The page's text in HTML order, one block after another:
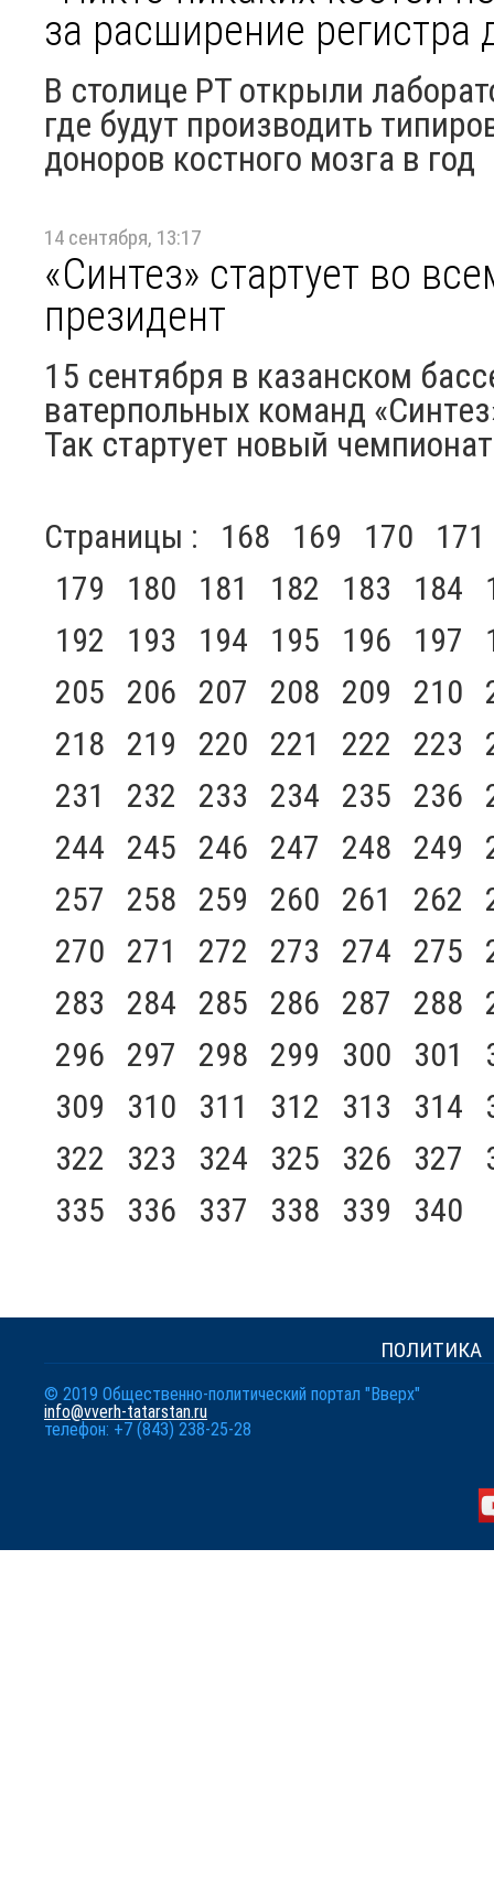
за расширение регистра
В столице РТ открыли
где будут производить
доноров костного мозга в год
14 сентября, 13:17
«Синтез» стартует во
президент
15 сентября в казанском
ватерпольных команд
Так стартует новый
Страницы : 168 169 170
171
179
180 181 182 183 184
192
193 194 195 196 197
205
206 207 208 209 210
218
219 220 221 222 223
231
232 233 234 235 236
244
245 246 247 248 249
257
258 259 260 261 262
270
271 272 273 274 275
283
284 285 286 287 288
296
297 298 299 300 301
309
310 311 312 313 314
322
323 324 325 326 327
335
336 337 338 339 340
ПОЛИТИКА
© 2019 Общественно-политический портал "Вверх"
info@vverh-tatarstan.ru
телефон: +7 (843) 238-25-28